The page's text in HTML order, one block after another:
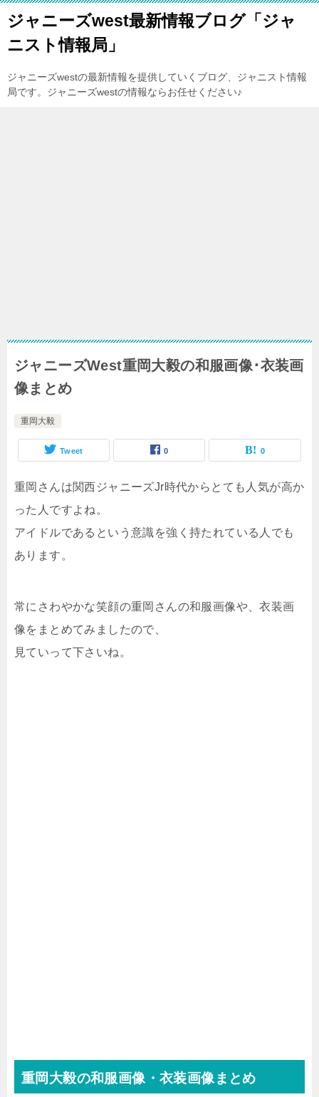
ジャニーズwest最新情報ブログ「ジャ
ニスト情報局」
ジャニーズwestの最新情報を提供していくブログ、ジャニスト情報
局です。ジャニーズwestの情報ならお任せください♪
ジャニーズWest重岡大毅の和服画像･衣装画
像まとめ
重岡大毅
Tweet 0 0
重岡さんは関西ジャニーズJr時代からとても人気が高か
った人ですよね。
アイドルであるという意識を強く持たれている人でも
あります。
常にさわやかな笑顔の重岡さんの和服画像や、衣装画
像をまとめてみましたので、
見ていって下さいね。
重岡大毅の和服画像・衣装画像まとめ